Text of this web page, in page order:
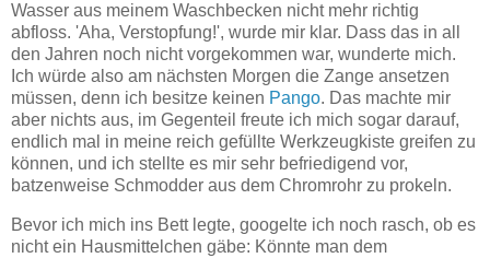
Wasser aus meinem Waschbecken nicht mehr richtig
abfloss. 'Aha, Verstopfung!', wurde mir klar. Dass das in all
den Jahren noch nicht vorgekommen war, wunderte mich.
Ich würde also am nächsten Morgen die Zange ansetzen
müssen, denn ich besitze keinen Pango. Das machte mir
aber nichts aus, im Gegenteil freute ich mich sogar darauf,
endlich mal in meine reich gefüllte Werkzeugkiste greifen zu
können, und ich stellte es mir sehr befriedigend vor,
batzenweise Schmodder aus dem Chromrohr zu prokeln.
Bevor ich mich ins Bett legte, googelte ich noch rasch, ob es
nicht ein Hausmittelchen gäbe: Könnte man dem